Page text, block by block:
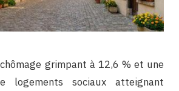
grimpant à 12,6 % et une
logements sociaux atteignant